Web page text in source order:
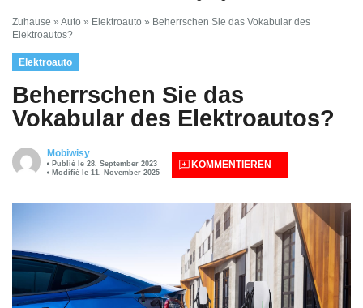
Zuhause » Auto » Elektroauto » Beherrschen Sie das Vokabular des
Elektroautos?
Elektroauto
Beherrschen Sie das
Vokabular des Elektroautos?
Mobiwisy
Publié le 28. September 2023
Modifié le 11. November 2025
KOMMENTIEREN